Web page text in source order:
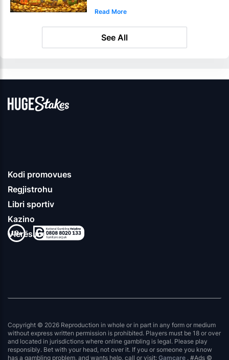
Read More
See All
Kodi promovues
Regjistrohu
Libri sportiv
Kazino
Vlerësime
Copyright © 2026 Reproduction in whole or in part in any form or medium
without express written permission is prohibited. Players must be 18 or over
and located in jurisdictions where online gambling is legal. Please play
responsibly. Bet with your head, not over it. If you or someone you know
has a gambling problem, and wants help, call or visit: Gamcare . #Ads ©